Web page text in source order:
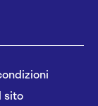
sito